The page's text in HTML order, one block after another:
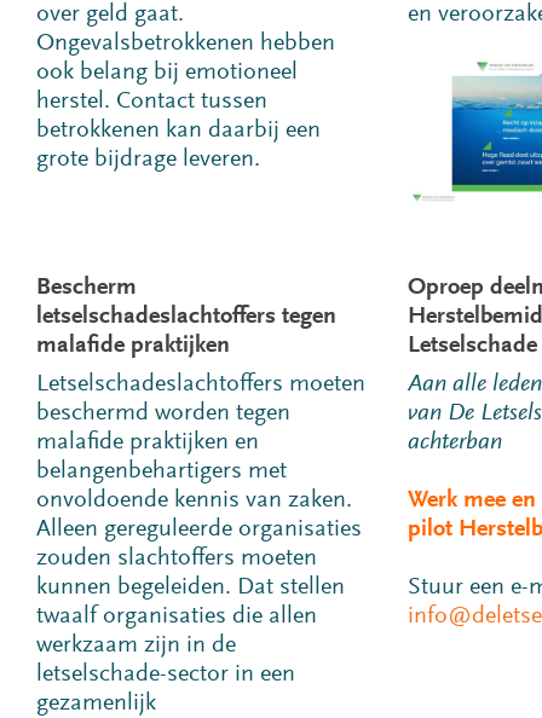
over geld gaat.
Ongevalsbetrokkenen hebben
ook belang bij emotioneel
herstel. Contact tussen
betrokkenen kan daarbij een
grote bijdrage leveren.
en
Bescherm
letselschadeslachtoffers tegen
malafide praktijken
Letselschadeslachtoffers moeten
beschermd worden tegen
malafide praktijken en
belangenbehartigers met
onvoldoende kennis van zaken.
Alleen gereguleerde organisaties
zouden slachtoffers moeten
kunnen begeleiden. Dat stellen
twaalf organisaties die allen
werkzaam zijn in de
letselschade-sector in een
gezamenlijk
Oproep
Aan alle
van De
achterban
Werk mee
pilot
Stuur een e-